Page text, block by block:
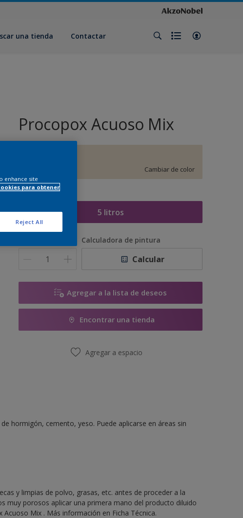
una tienda Contactar
Procopox Acuoso Mix
Cambiar de color
5 litros
Calculadora de pintura
Calcular
Agregar a la lista de deseos
Encontrar una tienda
Agregar a espacio
hormigón, cemento, yeso. Puede aplicarse en áreas sin
y limpias de polvo, grasas, etc. antes de proceder a la
muy porosos aplicar una primera mano del producto diluido
Mix . Más información en Ficha Técnica.
enhance site
para obtener
Reject All